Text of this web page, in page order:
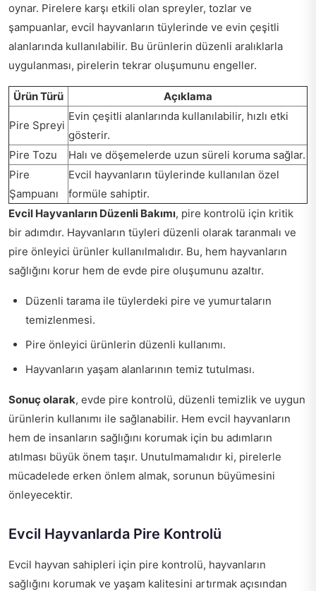
oynar. Pirelere karşı etkili olan spreyler, tozlar ve
şampuanlar, evcil hayvanların tüylerinde ve evin çeşitli
alanlarında kullanılabilir. Bu ürünlerin düzenli aralıklarla
uygulanması, pirelerin tekrar oluşumunu engeller.
Ürün Türü Açıklama
Pire Spreyi
Evin çeşitli alanlarında kullanılabilir, hızlı etki
gösterir.
Pire Tozu
Halı ve döşemelerde uzun süreli koruma sağlar.
Pire
Şampuanı
Evcil hayvanların tüylerinde kullanılan özel
formüle sahiptir.
Evcil Hayvanların Düzenli Bakımı, pire kontrolü için kritik
bir adımdır. Hayvanların tüyleri düzenli olarak taranmalı ve
pire önleyici ürünler kullanılmalıdır. Bu, hem hayvanların
sağlığını korur hem de evde pire oluşumunu azaltır.
Düzenli tarama ile tüylerdeki pire ve yumurtaların
temizlenmesi.
Pire önleyici ürünlerin düzenli kullanımı.
Hayvanların yaşam alanlarının temiz tutulması.
Sonuç olarak, evde pire kontrolü, düzenli temizlik ve uygun
ürünlerin kullanımı ile sağlanabilir. Hem evcil hayvanların
hem de insanların sağlığını korumak için bu adımların
atılması büyük önem taşır. Unutulmamalıdır ki, pirelerle
mücadelede erken önlem almak, sorunun büyümesini
önleyecektir.
Evcil Hayvanlarda Pire Kontrolü
Evcil hayvan sahipleri için pire kontrolü, hayvanların
sağlığını korumak ve yaşam kalitesini artırmak açısından